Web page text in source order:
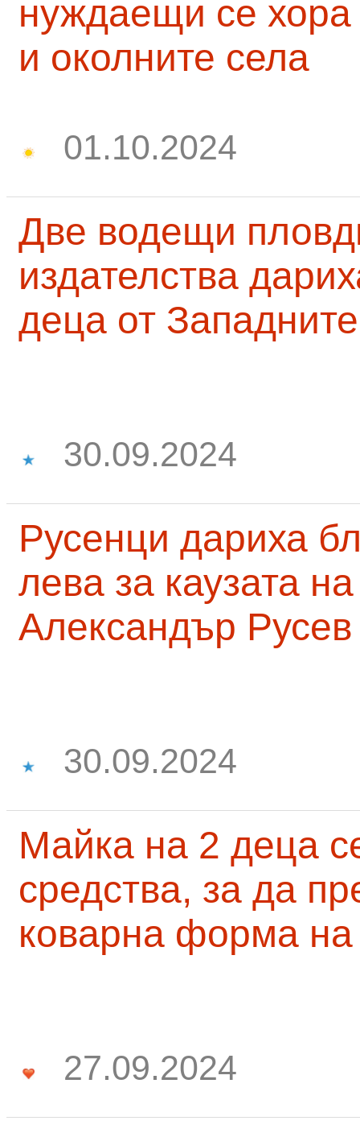
нуждаещи се
и околните села
01.10.2024
Две водещи
издателства
деца от
30.09.2024
Русенци дариха
лева за каузата
Александър Русев
30.09.2024
Майка на 2 деца
средства, за да
коварна форма на
27.09.2024